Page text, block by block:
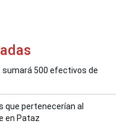
sumará 500 efectivos de
que pertenecerían al
en Pataz